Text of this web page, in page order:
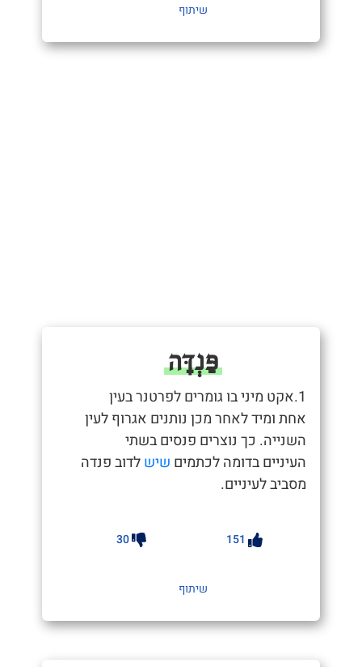
שיתוף
פַּנְדָּה
1.אקט מיני בו גומרים לפרטנר בעין
אחת ומיד לאחר מכן נותנים אגרוף לעין
השנייה. כך נוצרים פנסים בשתי
העיניים בדומה לכתמים שישלדוב פנדה
מסביב לעיניים.
151
30
שיתוף